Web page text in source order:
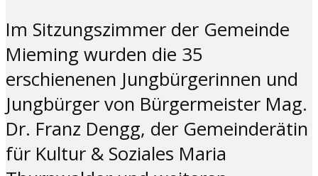
Im Sitzungszimmer der Gemeinde
Mieming wurden die 35
erschienenen Jungbürgerinnen und
Jungbürger von Bürgermeister Mag.
Dr. Franz Dengg, der Gemeinderätin
für Kultur & Soziales Maria